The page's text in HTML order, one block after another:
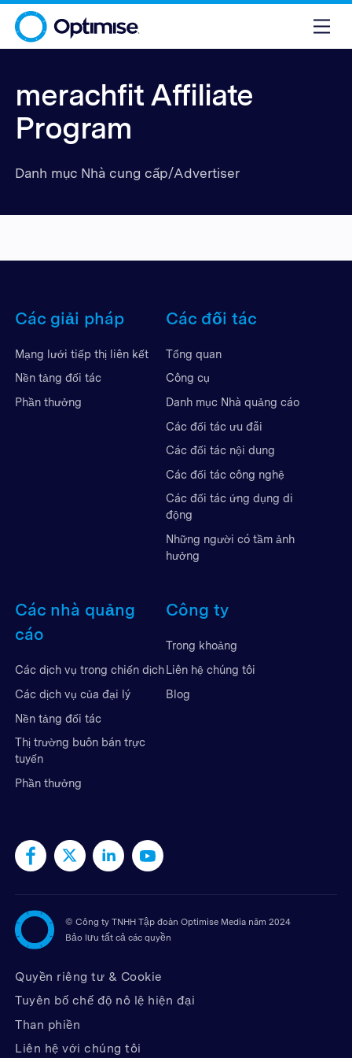
merachfit Affiliate
Program
Danh mục Nhà cung cấp/Advertiser
Các giải pháp
Mạng lưới tiếp thị liên kết
Nền tảng đối tác
Phần thưởng
Các đối tác
Tổng quan
Công cụ
Danh mục Nhà quảng cáo
Các đối tác ưu đãi
Các đối tác nội dung
Các đối tác công nghệ
Các đối tác ứng dụng di
động
Những người có tầm ảnh
hưởng
Các nhà quảng
cáo
Các dịch vụ trong chiến dịch
Các dịch vụ của đại lý
Nền tảng đối tác
Thị trường buôn bán trực
tuyến
Phần thưởng
Công ty
Trong khoảng
Liên hệ chúng tôi
Blog
© Công ty TNHH Tập đoàn Optimise Media năm 2024
Bảo lưu tất cả các quyền
Quyền riêng tư & Cookie
Tuyên bố chế độ nô lệ hiện đại
Than phiền
Liên hệ với chúng tôi